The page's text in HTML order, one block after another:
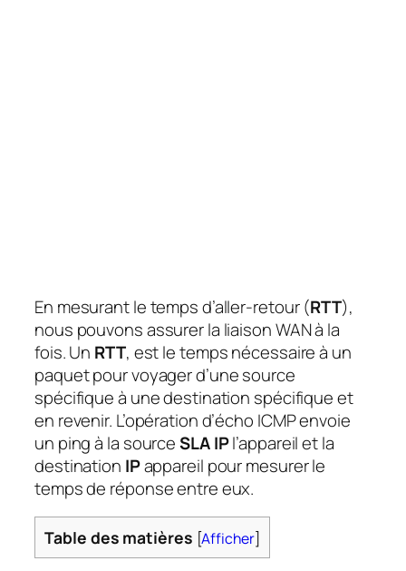
En mesurant le temps d’aller-retour (RTT),
nous pouvons assurer la liaison WAN à la
fois. Un RTT, est le temps nécessaire à un
paquet pour voyager d’une source
spécifique à une destination spécifique et
en revenir. L’opération d’écho ICMP envoie
un ping à la sourceSLA IPl’appareil et la
destination IPappareil pour mesurer le
temps de réponse entre eux.
Table des matières [Afficher]